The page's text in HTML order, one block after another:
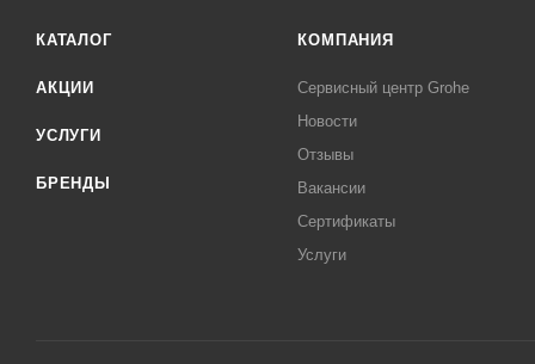
КАТАЛОГ
АКЦИИ
УСЛУГИ
БРЕНДЫ
КОМПАНИЯ
Сервисный центр Grohe
Новости
Отзывы
Вакансии
Сертификаты
Услуги